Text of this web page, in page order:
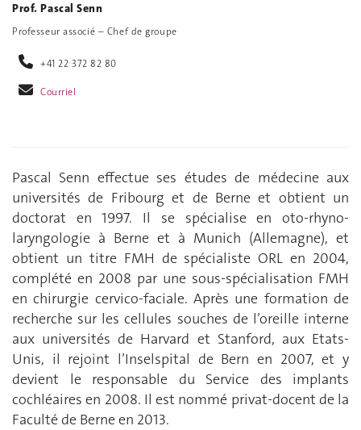
Prof. Pascal Senn
Professeur associé – Chef de groupe
+41 22 372 82 80
Courriel
Pascal Senn effectue ses études de médecine aux
universités de Fribourg et de Berne et obtient un
doctorat en 1997. Il se spécialise en oto-rhyno-
laryngologie à Berne et à Munich (Allemagne), et
obtient un titre FMH de spécialiste ORL en 2004,
complété en 2008 par une sous-spécialisation FMH
en chirurgie cervico-faciale. Après une formation de
recherche sur les cellules souches de l’oreille interne
aux universités de Harvard et Stanford, aux Etats-
Unis, il rejoint l’Inselspital de Bern en 2007, et y
devient le responsable du Service des implants
cochléaires en 2008. Il est nommé privat-docent de la
Faculté de Berne en 2013.